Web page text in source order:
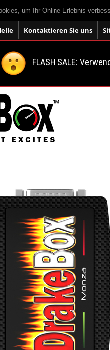
um Ihr Online-Erlebnis
Kontaktieren Sie uns
FLASH SALE: